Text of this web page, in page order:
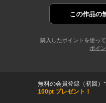
この作品の
購入したポイントを使っ
ポイ
無料の会員登録（初回）
100pt プレゼント！